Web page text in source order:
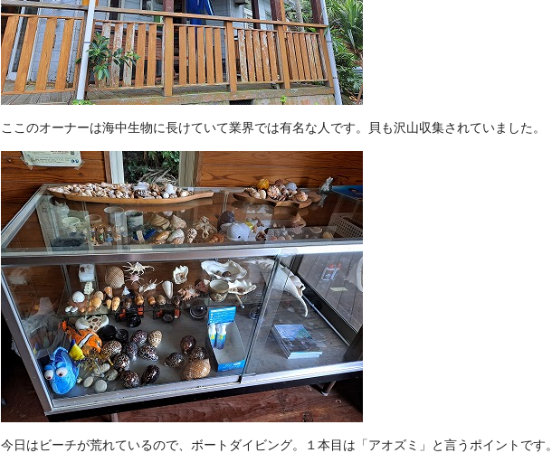
ここのオーナーは海中生物に長けていて業界では有名な人です。貝も沢山収集されていました。
今日はビーチが荒れているので、ボートダイビング。１本目は「アオズミ」と言うポイントです。